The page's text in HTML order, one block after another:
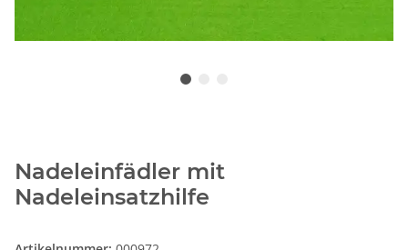
Nadeleinfädler mit
Nadeleinsatzhilfe